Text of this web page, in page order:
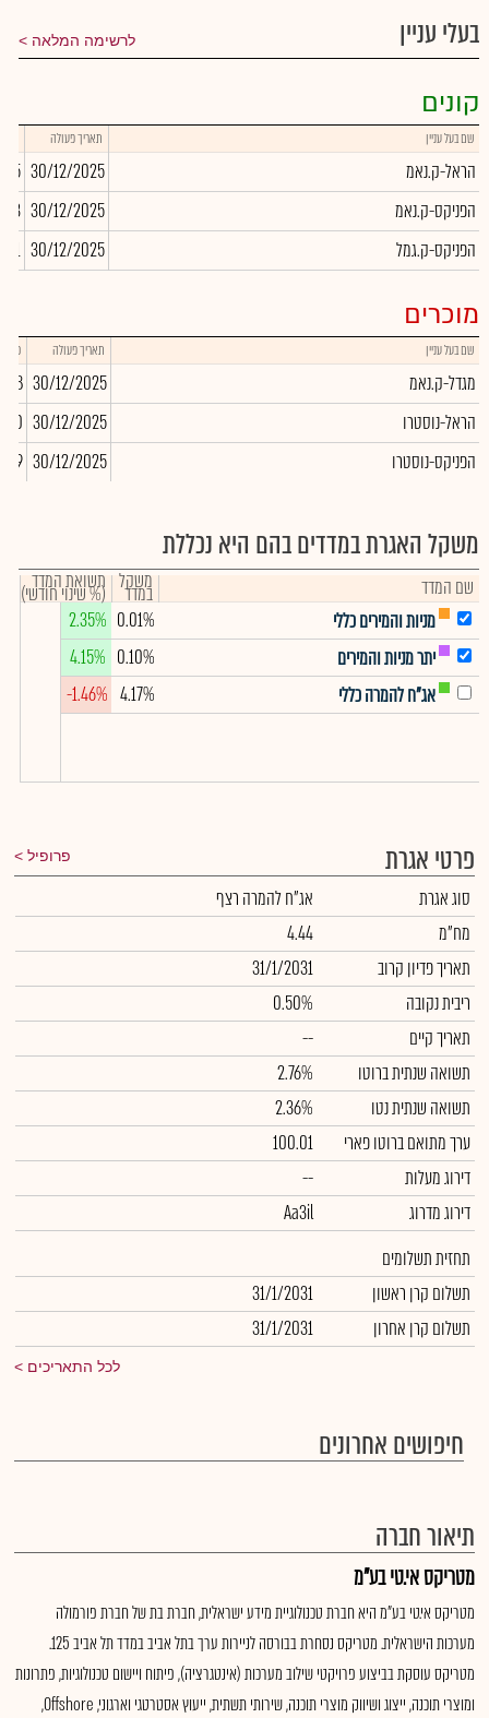
בעלי עניין לרשימה המלאה
קונים
שם בעל עניין תאריך פעולה
הראל-ק.נאמ 30/12/2025
הפניקס-ק.נאמ
30/12/2025
הפניקס-ק.גמל
30/12/2025
מוכרים
שם בעל עניין תאריך פעולה כמות
מגדל-ק.נאמ 30/12/2025
הראל-נוסטרו
30/12/2025
-10
הפניקס-נוסטרו
30/12/2025
משקל האגרת במדדים בהם היא נכללת
שם המדד משקל
במדד תשואת המדד
(% שינוי חודשי)
מניות והמירים כללי
0.01%
2.35%
יתר מניות והמירים
0.10%
4.15%
אג"ח להמרה כללי
4.17%
-1.46%
פרטי אגרת פרופיל
סוג אגרת
אג"ח להמרה רצף
מח"מ
4.44
תאריך פדיון קרוב
31/1/2031
ריבית נקובה
0.50%
תאריך קיים
--
תשואה שנתית ברוטו
2.76%
תשואה שנתית נטו
2.36%
ערך מתואם ברוטו פארי
100.01
דירוג מעלות
--
דירוג מדרוג
Aa3il
תחזית תשלומים
תשלום קרן ראשון
31/1/2031
תשלום קרן אחרון
31/1/2031
לכל התאריכים
חיפושים אחרונים
תיאור חברה
מטריקס אי.טי בע"מ
מטריקס אי.טי בע"מ היא חברת טכנולוגיית מידע ישראלית, חברת בת של חברת פורמולה
מערכות הישראלית. מטריקס נסחרת בבורסה לניירות ערך בתל אביב במדד תל אביב 125.
מטריקס עוסקת בביצוע פרויקטי שילוב מערכות (אינטגרציה), פיתוח ויישום טכנולוגיות, פתרונות
ומוצרי תוכנה, ייצוג ושיווק מוצרי תוכנה, שירותי תשתית, ייעוץ אסטרטגי וארגוני, Offshore,